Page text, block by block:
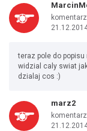
teraz pole do
widzial caly swiat
dzialaj cos :)
marz2